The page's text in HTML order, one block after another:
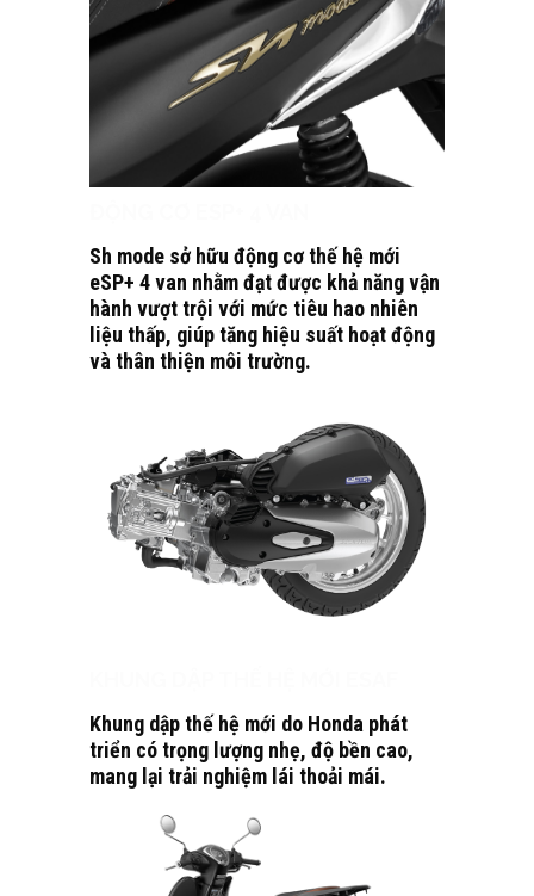
Sh mode sở hữu động cơ thế hệ mới
eSP+ 4 van nhằm đạt được khả năng vận
hành vượt trội với mức tiêu hao nhiên
liệu thấp, giúp tăng hiệu suất hoạt động
và thân thiện môi trường.
Khung dập thế hệ mới do Honda phát
triển có trọng lượng nhẹ, độ bền cao,
mang lại trải nghiệm lái thoải mái.